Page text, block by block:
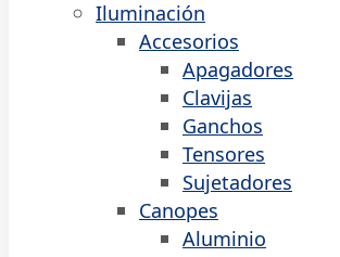
Iluminación
Accesorios
Apagadores
Clavijas
Ganchos
Tensores
Sujetadores
Canopes
Aluminio